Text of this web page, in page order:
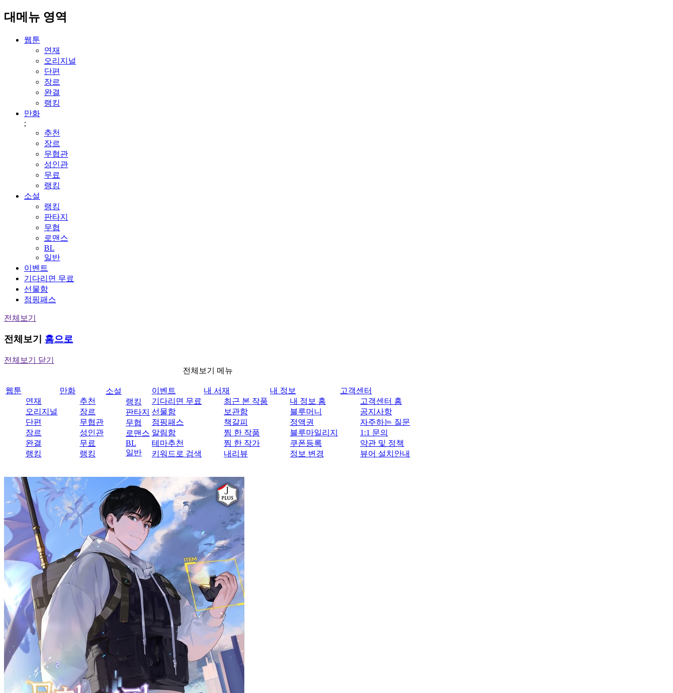
대메뉴 영역
웹툰
연재
오리지널
단편
장르
완결
랭킹
만화
;
추천
장르
무협관
성인관
무료
랭킹
소설
랭킹
판타지
무협
로맨스
BL
일반
이벤트
기다리면 무료
선물함
점핑패스
전체보기
전체보기 홈으로
전체보기 닫기
전체보기 메뉴
웹툰
연재
오리지널
단편
장르
완결
랭킹
만화
추천
장르
무협관
성인관
무료
랭킹
소설
랭킹
판타지
무협
로맨스
BL
일반
이벤트
기다리면 무료
선물함
점핑패스
알림함
테마추천
키워드로 검색
내 서재
최근 본 작품
보관함
책갈피
찜 한 작품
찜 한 작가
내리뷰
내 정보
내 정보 홈
블루머니
정액권
블루마일리지
쿠폰등록
정보 변경
고객센터
고객센터 홈
공지사항
자주하는 질문
1:1 문의
약관 및 정책
뷰어 설치안내